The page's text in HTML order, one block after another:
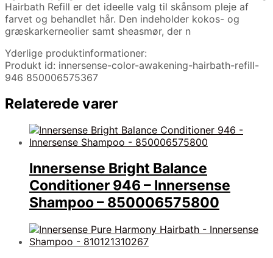
Hairbath Refill er det ideelle valg til skånsom pleje af
farvet og behandlet hår. Den indeholder kokos- og
græskarkerneolier samt sheasmør, der n
Yderlige produktinformationer:
Produkt id: innersense-color-awakening-hairbath-refill-
946 850006575367
Relaterede varer
Innersense Bright Balance
Conditioner 946 – Innersense
Shampoo – 850006575800